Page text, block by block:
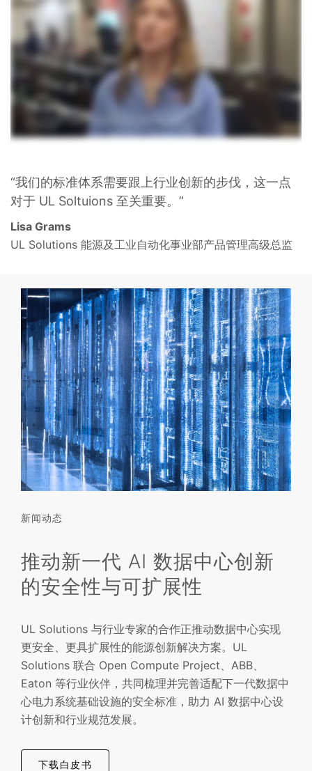
“我们的标准体系需要跟上行业创新的步伐，这一点
对于 UL Soltuions 至关重要。”
Lisa Grams
UL Solutions 能源及工业自动化事业部产品管理高级总监
新闻动态
推动新一代 AI 数据中心创新
的安全性与可扩展性
UL Solutions 与行业专家的合作正推动数据中心实现
更安全、更具扩展性的能源创新解决方案。 UL
Solutions 联合 Open Compute Project、ABB、
Eaton 等行业伙伴，共同梳理并完善适配下一代数据中
心电力系统基础设施的安全标准，助力 AI 数据中心设
计创新和行业规范发展。
下载白皮书